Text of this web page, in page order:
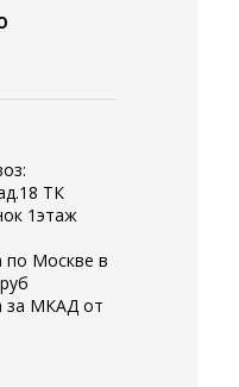
ТК
1этаж
по Москве в
за МКАД от